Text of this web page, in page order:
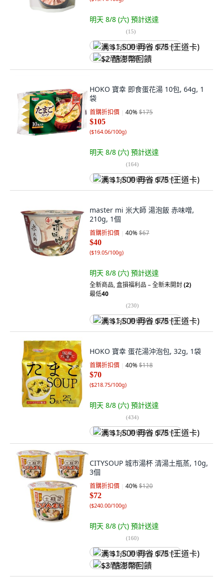
明天 8/8 (六) 預計送達
(15)
满 $1,500 再省 $75 (王道卡)
$2 酷澎幣回饋
HOKO 寶幸 即食蛋花湯 10包, 64g, 1
袋
首購折扣價 40%$175
$105
($164.06/100g)
明天 8/8 (六) 預計送達
(164)
满 $1,500 再省 $75 (王道卡)
master mi 米大師 湯泡飯 赤味噌,
210g, 1個
首購折扣價 40%$67
$40
($19.05/100g)
明天 8/8 (六) 預計送達
全新商品,盒損福利品 – 全新未開封(2)
最低40
(230)
满 $1,500 再省 $75 (王道卡)
HOKO 寶幸 蛋花湯沖泡包, 32g, 1袋
首購折扣價 40%$118
$70
($218.75/100g)
明天 8/8 (六) 預計送達
(434)
满 $1,500 再省 $75 (王道卡)
CITYSOUP 城市湯杯 清湯土瓶蒸, 10g,
3個
首購折扣價 40%$120
$72
($240.00/100g)
明天 8/8 (六) 預計送達
(160)
满 $1,500 再省 $75 (王道卡)
$3 酷澎幣回饋